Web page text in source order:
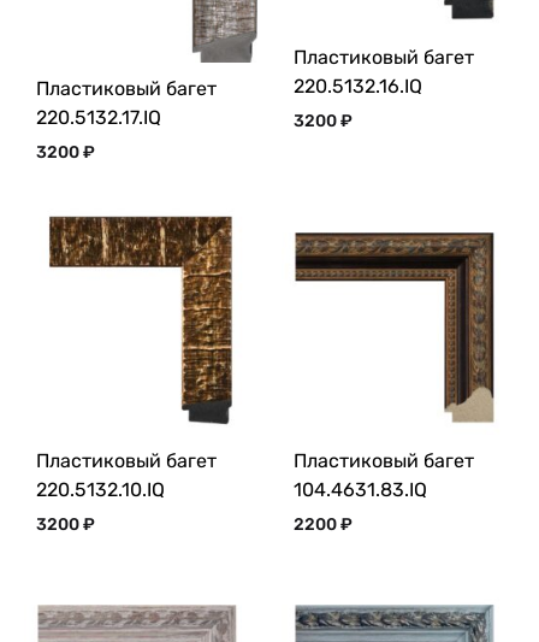
Пластиковый багет
220.5132.17.IQ
3200₽
Пластиковый багет
220.5132.16.IQ
3200₽
Пластиковый багет
220.5132.10.IQ
3200₽
Пластиковый багет
104.4631.83.IQ
2200₽